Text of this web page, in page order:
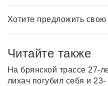
Хотите предложить свою
Читайте также
На брянской трассе 27-
лихач погубил себя и 23-